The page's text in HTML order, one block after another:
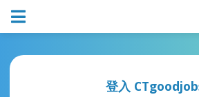
登入